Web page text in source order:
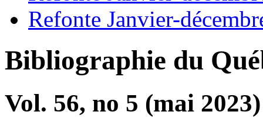
Refonte Janvier-
Bibliographie du
Vol. 56, no 5 (mai 2023)